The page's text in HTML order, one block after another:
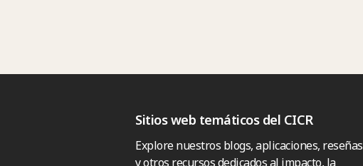
Sitios web temáticos del CICR
Explore nuestros blogs, aplicaciones, reseñas
y otros recursos dedicados al impacto, la